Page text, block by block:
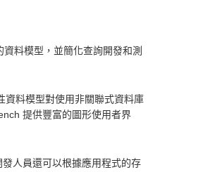
料模型，並簡化查詢開發和測
資料模型對使用非關聯式資料庫
提供豐富的圖形使用者界
人員還可以根據應用程式的存